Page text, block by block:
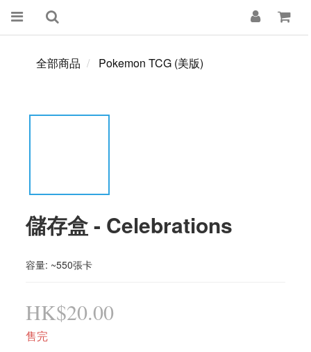
全部商品 Pokemon TCG (美版)
儲存盒 - Celebrations
容量: ~550張卡
HK$20.00
售完